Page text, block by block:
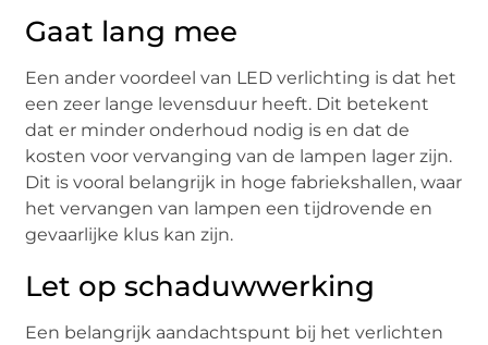
Gaat lang mee
Een ander voordeel van LED verlichting is dat het
een zeer lange levensduur heeft. Dit betekent
dat er minder onderhoud nodig is en dat de
kosten voor vervanging van de lampen lager zijn.
Dit is vooral belangrijk in hoge fabriekshallen, waar
het vervangen van lampen een tijdrovende en
gevaarlijke klus kan zijn.
Let op schaduwwerking
Een belangrijk aandachtspunt bij het verlichten